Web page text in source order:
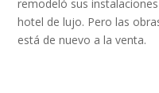
remodeló sus
hotel de lujo. Pero las
está de nuevo a la venta.